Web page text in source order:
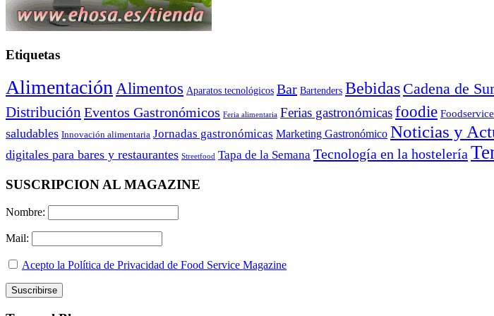
Etiquetas
Alimentación Alimentos Aparatos tecnológicos Bar Bartenders Bebidas Cadena de
Distribución Eventos Gastronómicos Feria alimentaria Ferias gastronómicasfoodie Foodservice
saludables Innovación alimentaria Jornadas gastronómicas Marketing Gastronómico Noticias y
digitales para bares y restaurantes Streetfood Tapa de la Semana Tecnología en la hostelería
SUSCRIPCION AL MAGAZINE
Nombre:
Mail:
Acepto la Política de Privacidad de Food Service Magazine